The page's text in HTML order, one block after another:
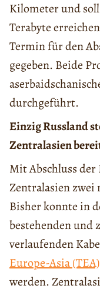
Kilometer und
Terabyte
Termin für den
gegeben. Beide
durchgeführt.
Einzig Russland
Zentralasien
Mit Abschluss der
Zentralasien zwei
Bisher konnte in
bestehenden und
verlaufenden
Europe-Asia (TEA)
werden.